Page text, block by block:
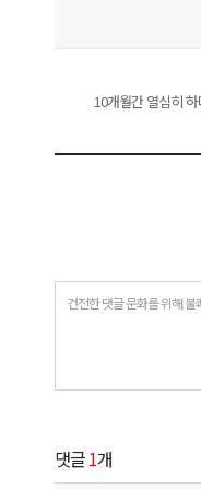
10개월간 열심히
건전한 댓글 문화를 위해
댓글1개